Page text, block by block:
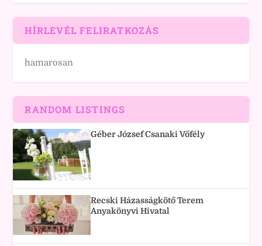
HÍRLEVÉL FELIRATKOZÁS
hamarosan
RANDOM LISTINGS
Géber József Csanaki Vőfély
Recski Házasságkötő Terem
Anyakönyvi Hivatal